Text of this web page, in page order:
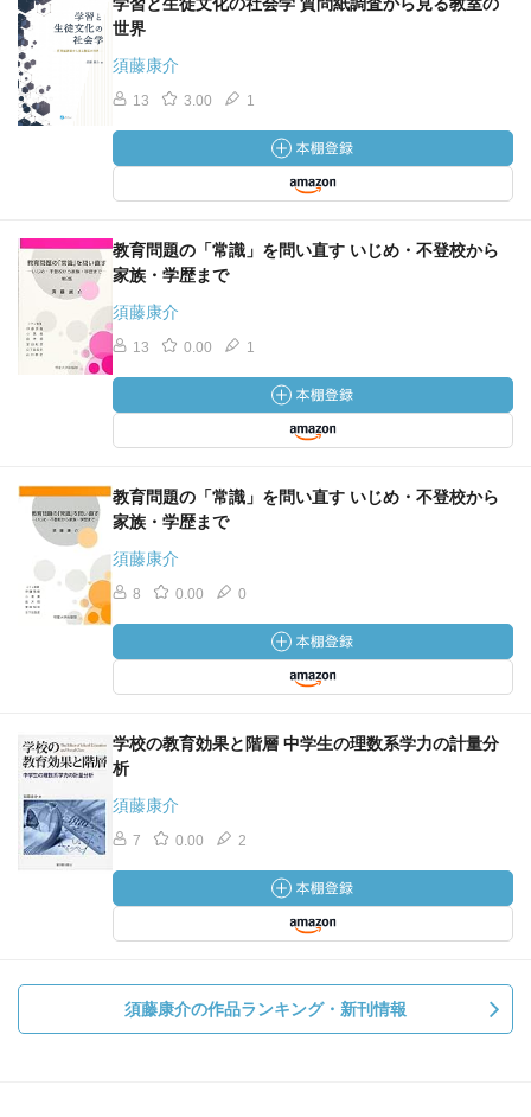
世界
須藤康介
13 3.00 1
教育問題の「常識」を問い直す いじめ・不登校から
家族・学歴まで
須藤康介
13 0.00 1
教育問題の「常識」を問い直す いじめ・不登校から
家族・学歴まで
須藤康介
8 0.00 0
学校の教育効果と階層 中学生の理数系学力の計量分
析
須藤康介
7 0.00 2
須藤康介の作品ランキング・新刊情報